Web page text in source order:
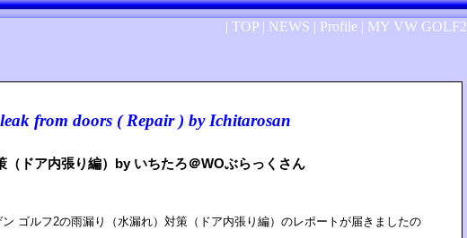
| TOP | NEWS | Profile | MY VW GOLF2
from doors ( Repair ) by Ichitarosan
（ドア内張り編）by いちたろ＠WOぶらっくさん
ゴルフ2の雨漏り（水漏れ）対策（ドア内張り編）のレポートが届きましたの